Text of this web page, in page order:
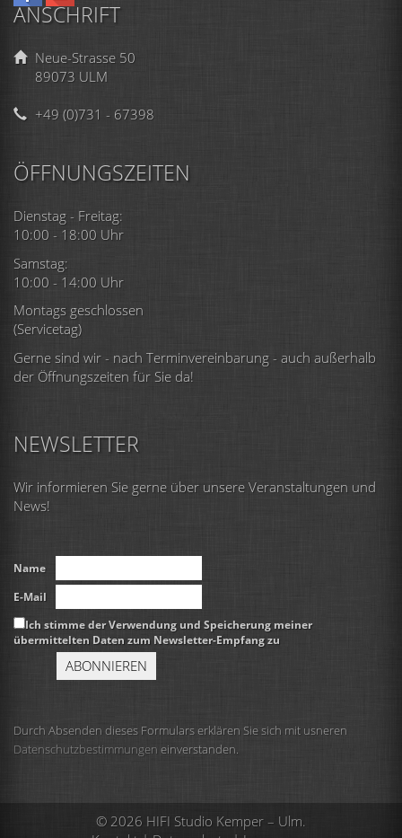
ANSCHRIFT
Neue-Strasse 50
89073 ULM
+49 (0)731 - 67398
ÖFFNUNGSZEITEN
Dienstag - Freitag:
10:00 - 18:00 Uhr
Samstag:
10:00 - 14:00 Uhr
Montags geschlossen
(Servicetag)
Gerne sind wir - nach Terminvereinbarung - auch außerhalb
der Öffnungszeiten für Sie da!
NEWSLETTER
Wir informieren Sie gerne über unsere Veranstaltungen und
News!
Name
E-Mail
Ich stimme der Verwendung und Speicherung meiner
übermittelten Daten zum Newsletter-Empfang zu
Durch Absenden dieses Formulars erklären Sie sich mit usneren
Datenschutzbestimmungen einverstanden.
© 2026 HIFI Studio Kemper – Ulm.